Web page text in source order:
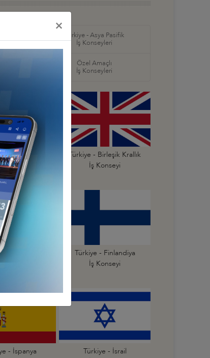
Türkiye - Asya Pasifik
İş Konseyleri
Özel Amaçlı
İş Konseyleri
- Belçika
Konseyi
Türkiye - Birleşik Krallık
İş Konseyi
- Estonya
Türkiye - Finlandiya
İş Konseyi
- İspanya
Türkiye - İsrail
×